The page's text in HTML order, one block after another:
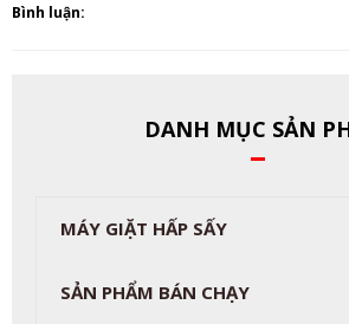
Bình luận:
DANH MỤC SẢN
MÁY GIẶT HẤP SẤY
SẢN PHẨM BÁN CHẠY